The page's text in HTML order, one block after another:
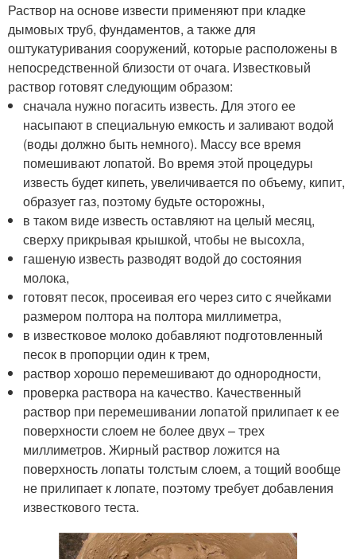
Раствор на основе извести применяют при кладке
дымовых труб, фундаментов, а также для
оштукатуривания сооружений, которые расположены в
непосредственной близости от очага. Известковый
раствор готовят следующим образом:
сначала нужно погасить известь. Для этого ее
насыпают в специальную емкость и заливают водой
(воды должно быть немного). Массу все время
помешивают лопатой. Во время этой процедуры
известь будет кипеть, увеличивается по объему, кипит,
образует газ, поэтому будьте осторожны,
в таком виде известь оставляют на целый месяц,
сверху прикрывая крышкой, чтобы не высохла,
гашеную известь разводят водой до состояния
молока,
готовят песок, просеивая его через сито с ячейками
размером полтора на полтора миллиметра,
в известковое молоко добавляют подготовленный
песок в пропорции один к трем,
раствор хорошо перемешивают до однородности,
проверка раствора на качество. Качественный
раствор при перемешивании лопатой прилипает к ее
поверхности слоем не более двух – трех
миллиметров. Жирный раствор ложится на
поверхность лопаты толстым слоем, а тощий вообще
не прилипает к лопате, поэтому требует добавления
известкового теста.